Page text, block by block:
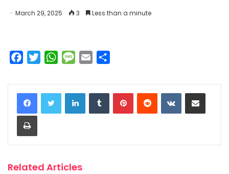
March 29, 2025 3 Less than a minute
c
e
b
o
o
i
t
t
W
a
t
s
M
s
s
a
a
i
a
r
e
LinkedInTumblrPinterestReddit VKontakteShare via Email
Print
Related Articles